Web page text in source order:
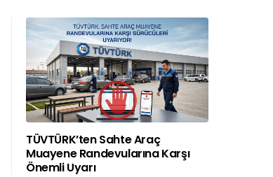
TÜVTÜRK’ten Sahte Araç
Muayene Randevularına Karşı
Önemli Uyarı